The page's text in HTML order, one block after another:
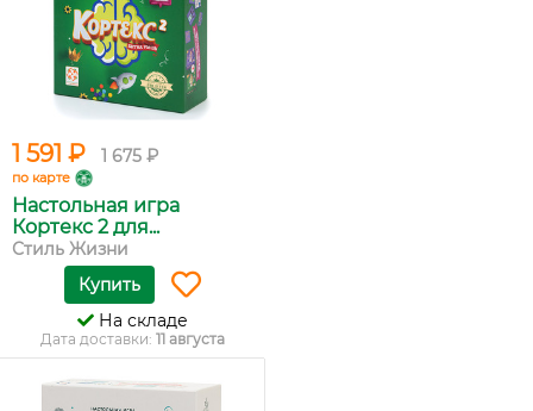
1 591 ₽ 1 675 ₽
по карте
Настольная игра
Кортекс 2 для...
Стиль Жизни
Купить
На складе
Дата доставки: 11 августа